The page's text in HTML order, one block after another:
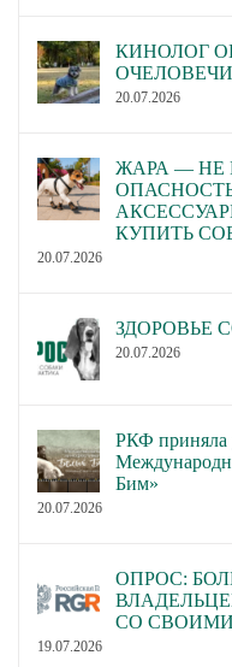
КИНОЛОГ
20.07.2026
ЖАРА — НЕ
КУПИТЬ
20.07.2026
ЗДОРОВЬЕ
20.07.2026
РКФ приняла
Бим»
20.07.2026
ОПРОС:
СО
19.07.2026